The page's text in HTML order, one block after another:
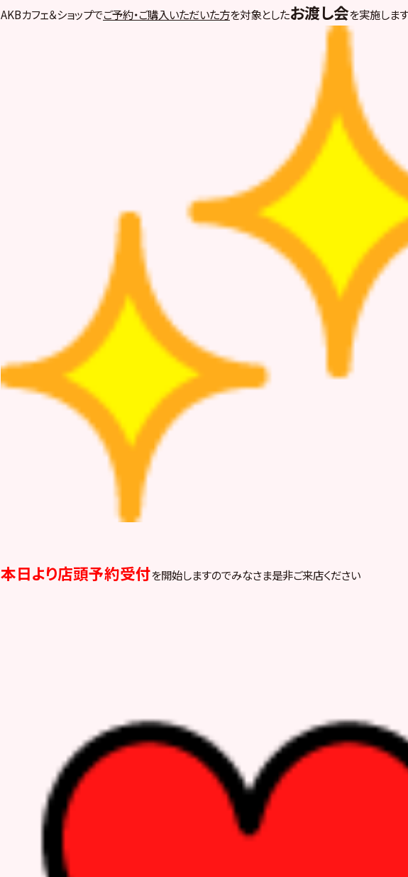
AKBカフェ＆ショップでご予約・ご購入いただいた方を対象としたお渡し会を実施しま
本日より店頭予約受付を開始しますのでみなさま是非ご来店ください